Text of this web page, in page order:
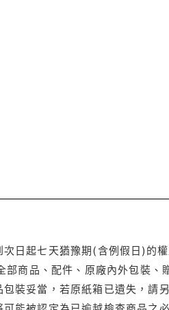
日起七天猶豫期(含例假日)的
商品、配件、原廠內外包裝、
裝妥當，若原紙箱已遺失，請